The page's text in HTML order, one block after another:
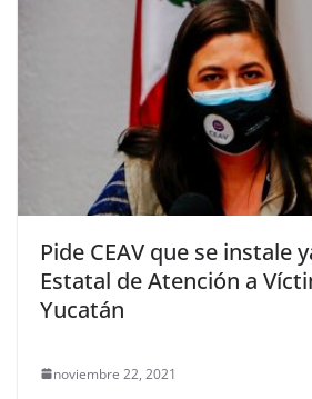
Pide CEAV que se instale
Estatal de Atención a
Yucatán
noviembre 22, 2021